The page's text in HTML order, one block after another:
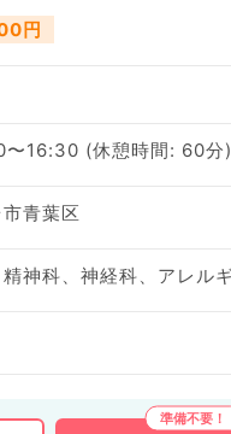
円
〜16:30 (休憩時間: 60分)
青葉区